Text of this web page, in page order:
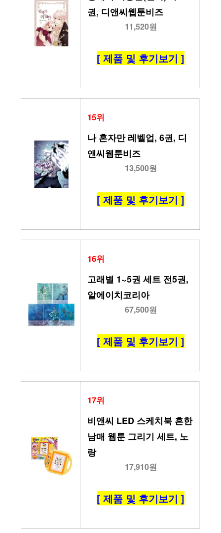
권, 디앤씨웹툰비즈
11,520원
[ 제품 및 후기보기 ]
15위
나 혼자만 레벨업, 6권, 디
앤씨웹툰비즈
13,500원
[ 제품 및 후기보기 ]
16위
고래별 1~5권 세트 전5권,
알에이치코리아
67,500원
[ 제품 및 후기보기 ]
17위
비앤씨 LED 스케치북 흔한
남매 웹툰 그리기 세트, 노
랑
17,910원
[ 제품 및 후기보기 ]